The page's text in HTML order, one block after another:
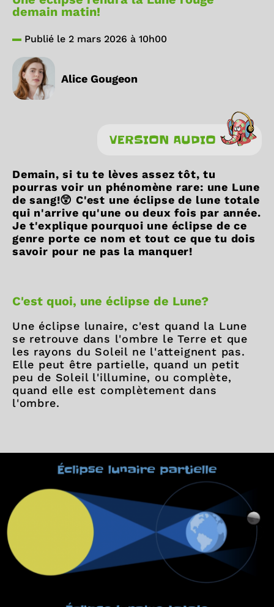
demain matin!
Publié le 2 mars 2026 à 10h00
Alice Gougeon
VERSION AUDIO
Demain, si tu te lèves assez tôt, tu
pourras voir un phénomène rare: une Lune
de sang!😲 C'est une éclipse de lune totale
qui n'arrive qu'une ou deux fois par année.
Je t'explique pourquoi une éclipse de ce
genre porte ce nom et tout ce que tu dois
savoir pour ne pas la manquer!
C'est quoi, une éclipse de Lune?
Une éclipse lunaire, c'est quand la Lune
se retrouve dans l'ombre le Terre et que
les rayons du Soleil ne l'atteignent pas.
Elle peut être partielle, quand un petit
peu de Soleil l'illumine, ou complète,
quand elle est complètement dans
l'ombre.